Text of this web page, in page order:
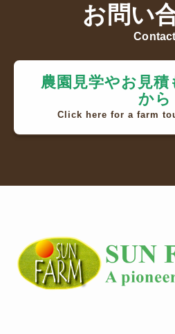
お問い
Contact
農園見学やお見
から
Click here for a farm